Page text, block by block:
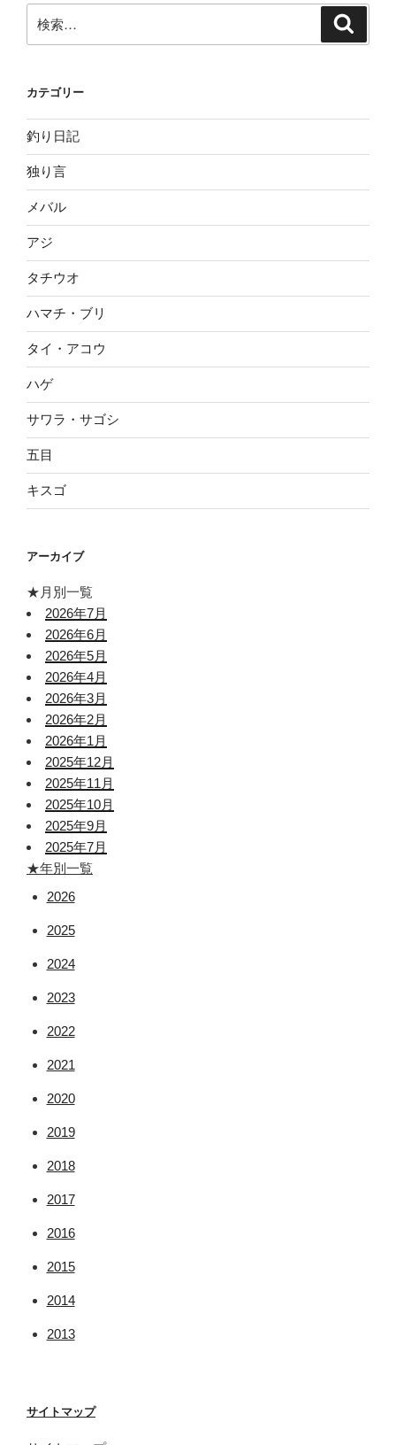
索:
カテゴリー
釣り日記
独り言
メバル
アジ
タチウオ
ハマチ・ブリ
タイ・アコウ
ハゲ
サワラ・サゴシ
五目
キスゴ
アーカイブ
★月別一覧
2026年7月
2026年6月
2026年5月
2026年4月
2026年3月
2026年2月
2026年1月
2025年12月
2025年11月
2025年10月
2025年9月
2025年7月
★年別一覧
2026
2025
2024
2023
2022
2021
2020
2019
2018
2017
2016
2015
2014
2013
サイトマップ